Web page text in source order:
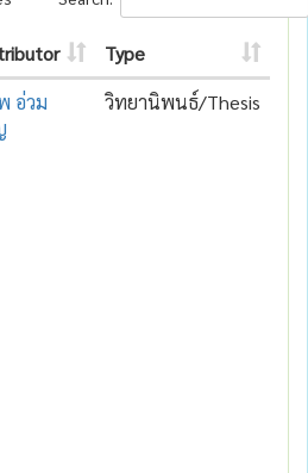
Type
อ่วม
วิทยานิพนธ์/Thesis